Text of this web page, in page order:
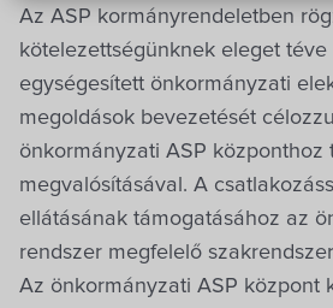
Képviselő-testület
Választási információk
Közoktatási Intézmények
Egyesületek,
Az ASP kormányrendeletben
kötelezettségünknek eleget téve
egységesített önkormányzati
megoldások bevezetését
önkormányzati ASP központhoz
megvalósításával. A
ellátásának támogatásához az
rendszer megfelelő
Az önkormányzati ASP központ